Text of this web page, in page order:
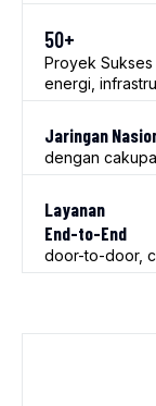
50+
Proyek
energi,
Jaringan
dengan
Layanan
End-to-End
door-to-door,